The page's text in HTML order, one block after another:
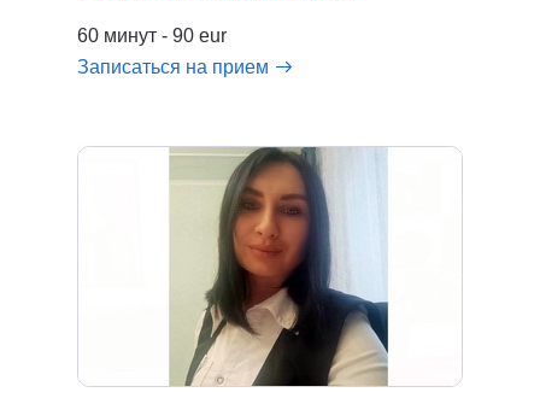
60 минут - 90 eur
Записаться на прием